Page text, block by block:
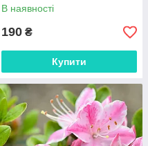
В наявності
190 ₴
Купити